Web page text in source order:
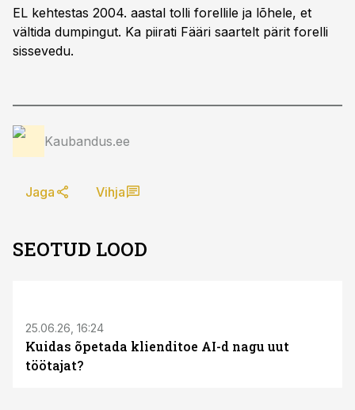
EL kehtestas 2004. aastal tolli forellile ja lõhele, et
vältida dumpingut. Ka piirati Fääri saartelt pärit forelli
sissevedu.
Kaubandus.ee
Jaga Vihja
SEOTUD LOOD
25.06.26, 16:24
Kuidas õpetada klienditoe AI-d nagu uut
töötajat?